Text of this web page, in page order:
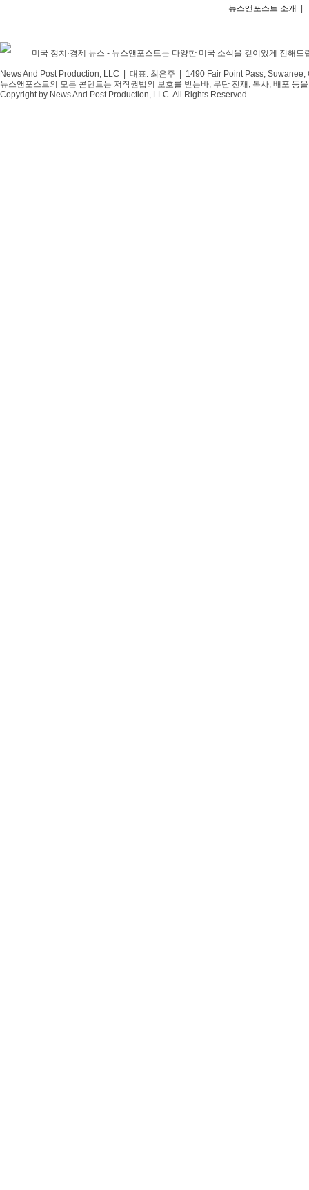
뉴스앤포스트 소개
미국 정치·경제 뉴스 - 뉴스앤포스트는 다양한 미국 소식을 깊이있게 전해드
News And Post Production, LLC | 대표: 최은주 | 1490 Fair Point Pass, Suwanee,
뉴스앤포스트의 모든 콘텐트는 저작권법의 보호를 받는바, 무단 전재, 복사, 배포 등
Copyright by News And Post Production, LLC. All Rights Reserved.